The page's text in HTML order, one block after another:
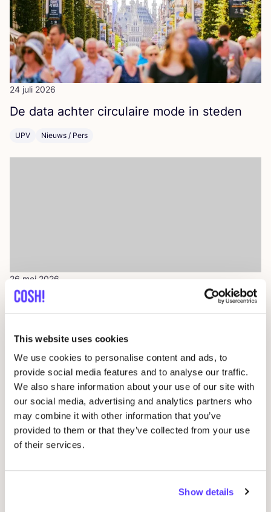
This website uses cookies
We use cookies to personalise content and ads, to
provide social media features and to analyse our traffic.
We also share information about your use of our site with
our social media, advertising and analytics partners who
may combine it with other information that you’ve
provided to them or that they’ve collected from your use
of their services.
Show details
24 juli 2026
De data ach­ter cir­cu­lai­re mode in steden
UPV Nieuws / Pers
26 mei 2026
WEAR
! toont het ver­haal
ach­ter je kle­ding op Antwerp.Fashion Fes­ti­
val2026
COSH! Leden Publiciteit Evenementen Nieuws / Pers